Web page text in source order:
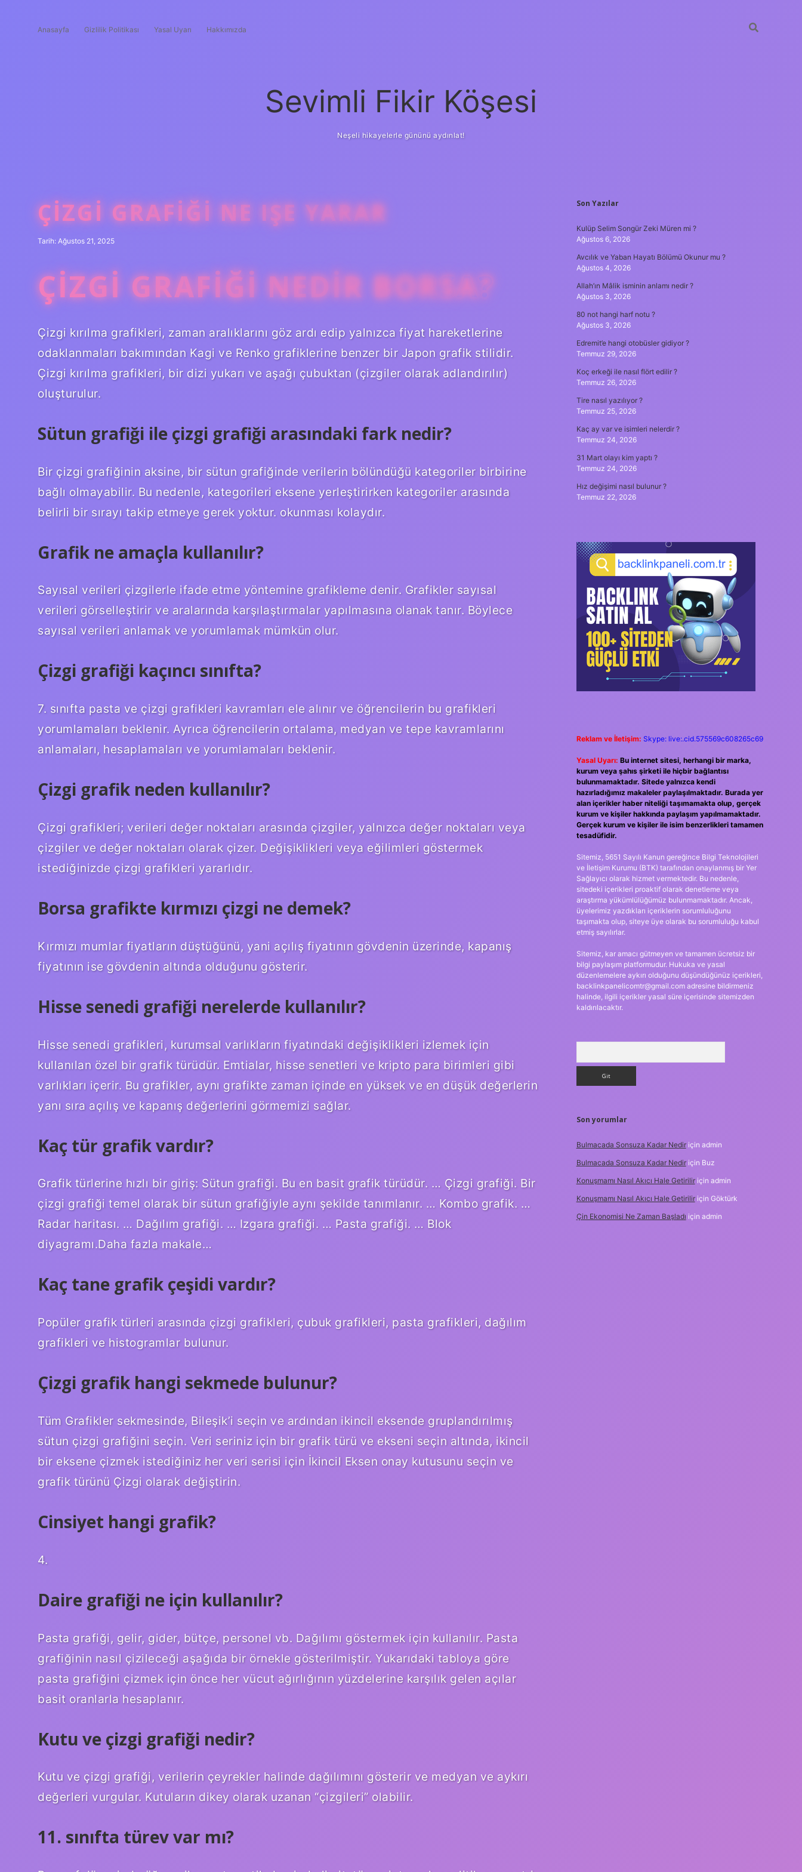
Anasayfa Gizlilik Politikası Yasal Uyarı Hakkımızda
Sevimli Fikir Köşesi
Neşeli hikayelerle gününü aydınlat!
ÇIZGI GRAFIĞI NE IŞE YARAR
Tarih: Ağustos 21, 2025
ÇIZGI GRAFIĞI NEDIR BORSA?
Çizgi kırılma grafikleri, zaman aralıklarını göz ardı edip yalnızca fiyat hareketlerine
odaklanmaları bakımından Kagi ve Renko grafiklerine benzer bir Japon grafik stilidir.
Çizgi kırılma grafikleri, bir dizi yukarı ve aşağı çubuktan (çizgiler olarak adlandırılır)
oluşturulur.
Sütun grafiği ile çizgi grafiği arasındaki fark nedir?
Bir çizgi grafiğinin aksine, bir sütun grafiğinde verilerin bölündüğü kategoriler birbirine
bağlı olmayabilir. Bu nedenle, kategorileri eksene yerleştirirken kategoriler arasında
belirli bir sırayı takip etmeye gerek yoktur. okunması kolaydır.
Grafik ne amaçla kullanılır?
Sayısal verileri çizgilerle ifade etme yöntemine grafikleme denir. Grafikler sayısal
verileri görselleştirir ve aralarında karşılaştırmalar yapılmasına olanak tanır. Böylece
sayısal verileri anlamak ve yorumlamak mümkün olur.
Çizgi grafiği kaçıncı sınıfta?
7. sınıfta pasta ve çizgi grafikleri kavramları ele alınır ve öğrencilerin bu grafikleri
yorumlamaları beklenir. Ayrıca öğrencilerin ortalama, medyan ve tepe kavramlarını
anlamaları, hesaplamaları ve yorumlamaları beklenir.
Çizgi grafik neden kullanılır?
Çizgi grafikleri; verileri değer noktaları arasında çizgiler, yalnızca değer noktaları veya
çizgiler ve değer noktaları olarak çizer. Değişiklikleri veya eğilimleri göstermek
istediğinizde çizgi grafikleri yararlıdır.
Borsa grafikte kırmızı çizgi ne demek?
Kırmızı mumlar fiyatların düştüğünü, yani açılış fiyatının gövdenin üzerinde, kapanış
fiyatının ise gövdenin altında olduğunu gösterir.
Hisse senedi grafiği nerelerde kullanılır?
Hisse senedi grafikleri, kurumsal varlıkların fiyatındaki değişiklikleri izlemek için
kullanılan özel bir grafik türüdür. Emtialar, hisse senetleri ve kripto para birimleri gibi
varlıkları içerir. Bu grafikler, aynı grafikte zaman içinde en yüksek ve en düşük değerlerin
yanı sıra açılış ve kapanış değerlerini görmemizi sağlar.
Kaç tür grafik vardır?
Grafik türlerine hızlı bir giriş: Sütun grafiği. Bu en basit grafik türüdür. … Çizgi grafiği. Bir
çizgi grafiği temel olarak bir sütun grafiğiyle aynı şekilde tanımlanır. … Kombo grafik. …
Radar haritası. … Dağılım grafiği. … Izgara grafiği. … Pasta grafiği. … Blok
diyagramı.Daha fazla makale…
Kaç tane grafik çeşidi vardır?
Popüler grafik türleri arasında çizgi grafikleri, çubuk grafikleri, pasta grafikleri, dağılım
grafikleri ve histogramlar bulunur.
Çizgi grafik hangi sekmede bulunur?
Tüm Grafikler sekmesinde, Bileşik’i seçin ve ardından ikincil eksende gruplandırılmış
sütun çizgi grafiğini seçin. Veri seriniz için bir grafik türü ve ekseni seçin altında, ikincil
bir eksene çizmek istediğiniz her veri serisi için İkincil Eksen onay kutusunu seçin ve
grafik türünü Çizgi olarak değiştirin.
Cinsiyet hangi grafik?
4.
Daire grafiği ne için kullanılır?
Pasta grafiği, gelir, gider, bütçe, personel vb. Dağılımı göstermek için kullanılır. Pasta
grafiğinin nasıl çizileceği aşağıda bir örnekle gösterilmiştir. Yukarıdaki tabloya göre
pasta grafiğini çizmek için önce her vücut ağırlığının yüzdelerine karşılık gelen açılar
basit oranlarla hesaplanır.
Kutu ve çizgi grafiği nedir?
Kutu ve çizgi grafiği, verilerin çeyrekler halinde dağılımını gösterir ve medyan ve aykırı
değerleri vurgular. Kutuların dikey olarak uzanan “çizgileri” olabilir.
11. sınıfta türev var mı?
SIDEBAR
Son Yazılar
Kulüp Selim Songür Zeki Müren mi ?
Ağustos 6, 2026
Avcılık ve Yaban Hayatı Bölümü Okunur mu ?
Ağustos 4, 2026
Allah’ın Mâlik isminin anlamı nedir ?
Ağustos 3, 2026
80 not hangi harf notu ?
Ağustos 3, 2026
Edremit’e hangi otobüsler gidiyor ?
Temmuz 29, 2026
Koç erkeği ile nasıl flört edilir ?
Temmuz 26, 2026
Tire nasıl yazılıyor ?
Temmuz 25, 2026
Kaç ay var ve isimleri nelerdir ?
Temmuz 24, 2026
31 Mart olayı kim yaptı ?
Temmuz 24, 2026
Hız değişimi nasıl bulunur ?
Temmuz 22, 2026
Reklam ve İletişim: Skype: live:.cid.575569c608265c69
Yasal Uyarı: Bu internet sitesi, herhangi bir marka,
kurum veya şahıs şirketi ile hiçbir bağlantısı
bulunmamaktadır. Sitede yalnızca kendi
hazırladığımız makaleler paylaşılmaktadır. Burada yer
alan içerikler haber niteliği taşımamakta olup, gerçek
kurum ve kişiler hakkında paylaşım yapılmamaktadır.
Gerçek kurum ve kişiler ile isim benzerlikleri tamamen
tesadüfidir.
Sitemiz, 5651 Sayılı Kanun gereğince Bilgi Teknolojileri
ve İletişim Kurumu (BTK) tarafından onaylanmış bir Yer
Sağlayıcı olarak hizmet vermektedir. Bu nedenle,
sitedeki içerikleri proaktif olarak denetleme veya
araştırma yükümlülüğümüz bulunmamaktadır. Ancak,
üyelerimiz yazdıkları içeriklerin sorumluluğunu
taşımakta olup, siteye üye olarak bu sorumluluğu kabul
etmiş sayılırlar.
Sitemiz, kar amacı gütmeyen ve tamamen ücretsiz bir
bilgi paylaşım platformudur. Hukuka ve yasal
düzenlemelere aykırı olduğunu düşündüğünüz içerikleri,
backlinkpanelicomtr@gmail.comadresine bildirmeniz
halinde, ilgili içerikler yasal süre içerisinde sitemizden
kaldırılacaktır.
Son yorumlar
Bulmacada Sonsuza Kadar Nediriçin admin
Bulmacada Sonsuza Kadar Nediriçin Buz
Konuşmamı Nasıl Akıcı Hale Getiriliriçin admin
Konuşmamı Nasıl Akıcı Hale Getiriliriçin Göktürk
Çin Ekonomisi Ne Zaman Başladı için admin